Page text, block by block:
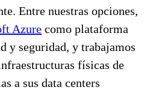
Entre nuestras opciones,
Azure como plataforma
y seguridad, y trabajamos
físicas de
a sus data centers